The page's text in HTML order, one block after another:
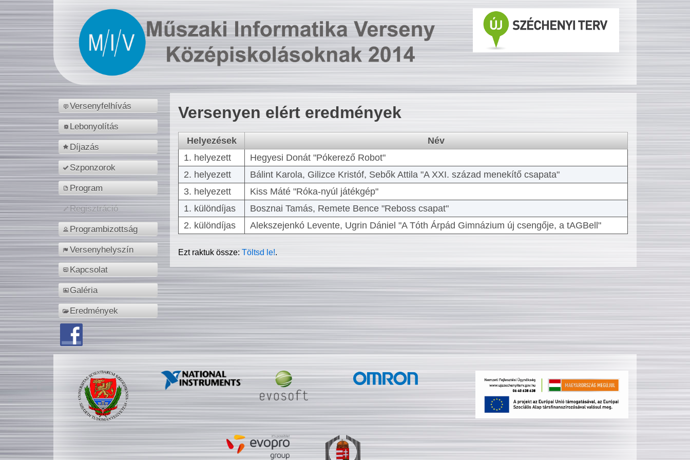
Versenyfelhívás
Lebonyolítás
Díjazás
Szponzorok
Program
Regisztráció
Programbizottság
Versenyhelyszín
Kapcsolat
Galéria
Eredmények
Versenyen elért eredmények
Helyezések
Név
1. helyezett
Hegyesi Donát "Pókerező Robot"
2. helyezett
Bálint Karola, Gilizce Kristóf, Sebők Attila "A XXI. század menekítő csapata"
3. helyezett
Kiss Máté "Róka-nyúl játékgép"
1. különdíjas
Bosznai Tamás, Remete Bence "Reboss csapat"
2. különdíjas
Alekszejenkó Levente, Ugrin Dániel "A Tóth Árpád Gimnázium új csengője, a tAGBell"
Ezt raktuk össze:Töltsd le!.